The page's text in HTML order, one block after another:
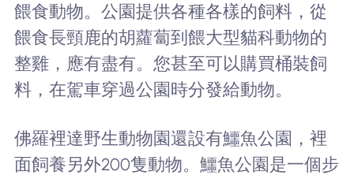
餵食動物。公園提供各種各樣的飼料，從
餵食長頸鹿的胡蘿蔔到餵大型貓科動物的
整雞，應有盡有。您甚至可以購買桶裝飼
料，在駕車穿過公園時分發給動物。
佛羅裡達野生動物園還設有鱷魚公園，裡
面飼養另外200隻動物。鱷魚公園是一個步